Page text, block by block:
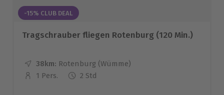
-15% CLUB DEAL
Tragschrauber fliegen Rotenburg (120 Min.)
38km: Entfernung
Standort
Rotenburg (Wümme)
Anzahl der Teilnehmer
1 Pers. 2 Std